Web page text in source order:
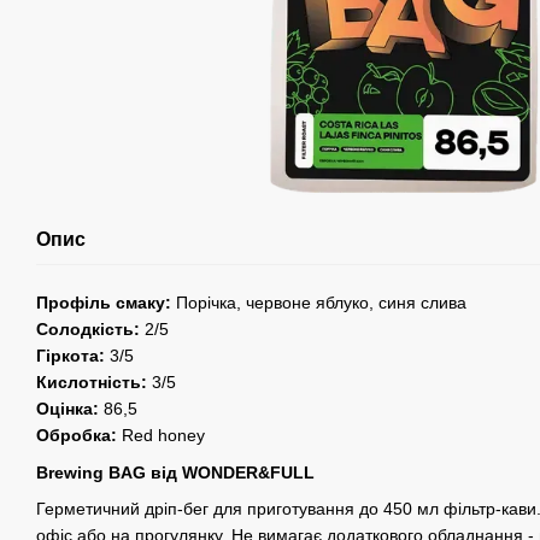
Опис
Профіль смаку: Порічка, червоне яблуко, синя слива
Солодкість: 2/5
Гіркота: 3/5
Кислотність: 3/5
Оцінка: 86,5
Обробка: Red honey
Brewing BAG від WONDER&FULL
Герметичний дріп-бег для приготування до 450 мл фільтр-
офіс або на прогулянку. Не вимагає додаткового обладнання -